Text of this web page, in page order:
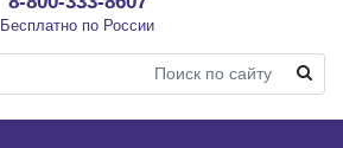
Бесплатно по России